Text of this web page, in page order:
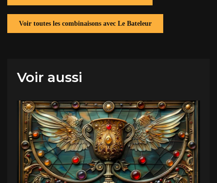
Voir toutes les combinaisons avec Le Bateleur
Voir aussi